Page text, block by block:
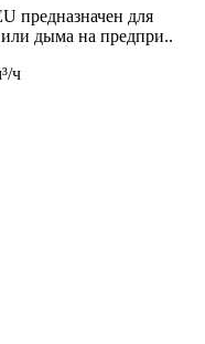
предназначен для
дыма на предпри..
ч